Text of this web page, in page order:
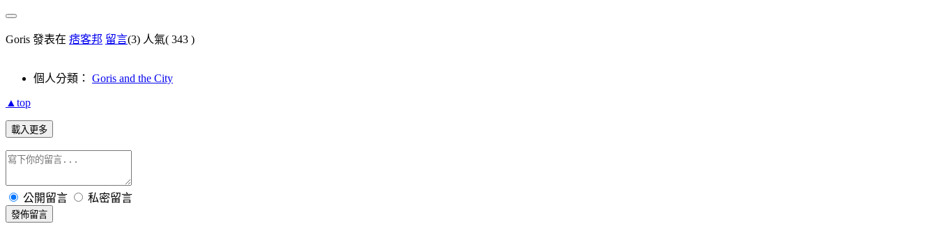
Goris 發表在 痞客邦 留言(3) 人氣( 343 )
個人分類： Goris and the City
▲top
載入更多
公開留言 私密留言
發佈留言